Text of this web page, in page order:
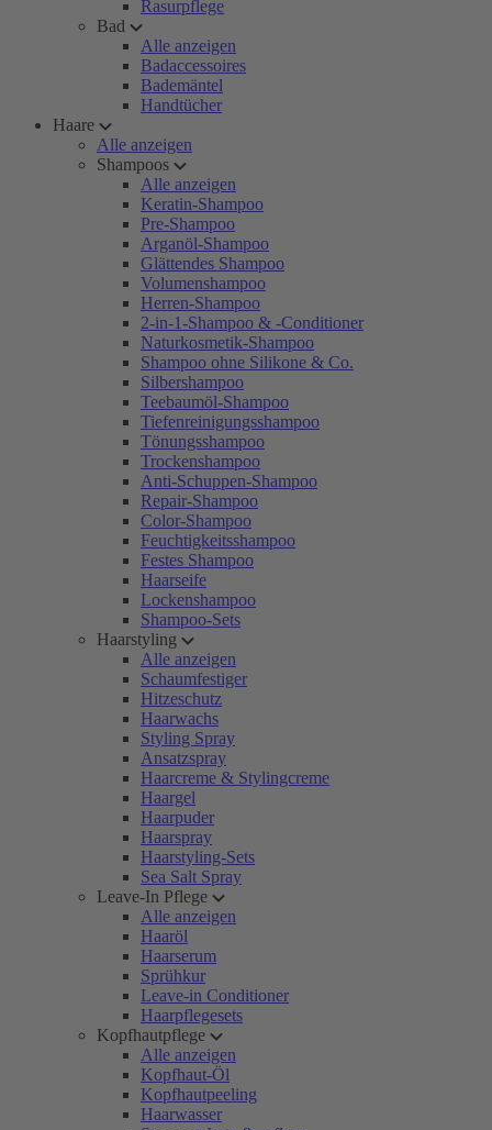
Rasurpflege
Bad
Alle anzeigen
Badaccessoires
Bademäntel
Handtücher
Haare
Alle anzeigen
Shampoos
Alle anzeigen
Keratin-Shampoo
Pre-Shampoo
Arganöl-Shampoo
Glättendes Shampoo
Volumenshampoo
Herren-Shampoo
2-in-1-Shampoo & -Conditioner
Naturkosmetik-Shampoo
Shampoo ohne Silikone & Co.
Silbershampoo
Teebaumöl-Shampoo
Tiefenreinigungsshampoo
Tönungsshampoo
Trockenshampoo
Anti-Schuppen-Shampoo
Repair-Shampoo
Color-Shampoo
Feuchtigkeitsshampoo
Festes Shampoo
Haarseife
Lockenshampoo
Shampoo-Sets
Haarstyling
Alle anzeigen
Schaumfestiger
Hitzeschutz
Haarwachs
Styling Spray
Ansatzspray
Haarcreme & Stylingcreme
Haargel
Haarpuder
Haarspray
Haarstyling-Sets
Sea Salt Spray
Leave-In Pflege
Alle anzeigen
Haaröl
Haarserum
Sprühkur
Leave-in Conditioner
Haarpflegesets
Kopfhautpflege
Alle anzeigen
Kopfhaut-Öl
Kopfhautpeeling
Haarwasser